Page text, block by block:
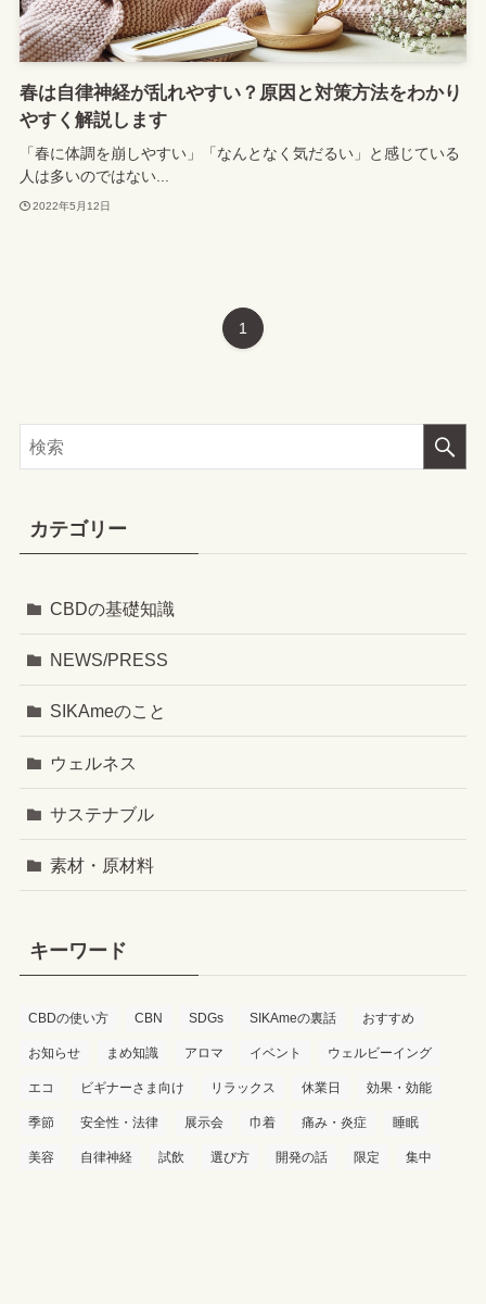
春は自律神経が乱れやすい？原因と対策方法をわかり
やすく解説します
「春に体調を崩しやすい」「なんとなく気だるい」と感じている
人は多いのではない...
2022年5月12日
1
カテゴリー
CBDの基礎知識
NEWS/PRESS
SIKAmeのこと
ウェルネス
サステナブル
素材・原材料
キーワード
CBDの使い方 CBN SDGs SIKAmeの裏話 おすすめ
お知らせ まめ知識 アロマ イベント ウェルビーイング
エコ ビギナーさま向け リラックス 休業日 効果・効能
季節 安全性・法律 展示会 巾着 痛み・炎症 睡眠
美容 自律神経 試飲 選び方 開発の話 限定 集中